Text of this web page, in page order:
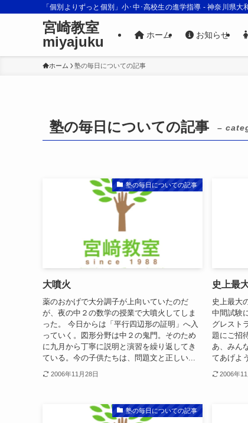
「個別よりずっと個別」小･中･高校生の進学指導 - 神奈川県大
宮崎教室
miyajuku
ホーム お知らせ
ホーム 塾の毎日についての記事
塾の毎日についての記事 –
塾の毎日についての記事
大噴火
薬のおかげで大分調子が上向いていたのだ
が、夜の中２の数学の授業で大噴火してしま
った。 今日からは「平行四辺形の証明」へ入
っていく。図形分野は中２の鬼門。そのため
に九月から丁寧に説明と演習を繰り返してき
ている。今の子供たちは、問題文と正しい...
2006年11月28日
史上最
史上最大
中間試験
グレスト
題にご招
あ、みん
てあげよ
2006年
塾の毎日についての記事